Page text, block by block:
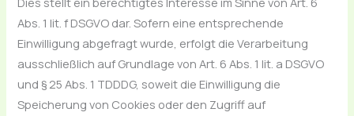
Abs. 1 lit. f DSGVO dar. Sofern eine entsprechende
Einwilligung abgefragt wurde, erfolgt die Verarbeitung
ausschließlich auf Grundlage von Art. 6 Abs. 1 lit. a DSGVO
und § 25 Abs. 1 TDDDG, soweit die Einwilligung die
Speicherung von Cookies oder den Zugriff auf